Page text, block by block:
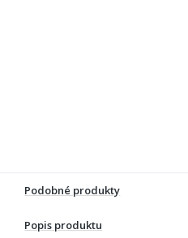
Podobné produkty
Popis produktu